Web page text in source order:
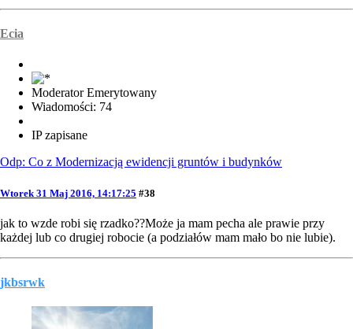
Ecia
Moderator Emerytowany
Wiadomości: 74
IP zapisane
Odp: Co z Modernizacją ewidencji gruntów i budynków
Wtorek 31 Maj 2016, 14:17:25 #38
jak to wzde robi się rzadko??Może ja mam pecha ale prawie przy
każdej lub co drugiej robocie (a podziałów mam mało bo nie lubie).
jkbsrwk